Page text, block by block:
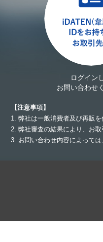
ログイン
お問い合わせ
【注意事項】
1. 弊社は一般消費者及び再販
2. 弊社審査の結果により、お取
3. お問い合わせ内容によって